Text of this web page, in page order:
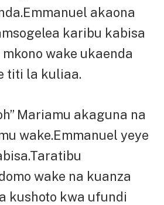
akaona
karibu kabisa
wake ukaenda
titi la kuliaa.
Mariamu akaguna na
wake.Emmanuel yeye
wake na kuanza
kushoto kwa ufundi